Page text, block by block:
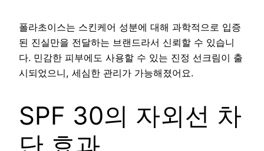
폴라초이스는 스킨케어 성분에 대해 과학적으로 입증
된 진실만을 전달하는 브랜드라서 신뢰할 수 있습니
다. 민감한 피부에도 사용할 수 있는 진정 선크림이 출
시되었으니, 세심한 관리가 가능해졌어요.
SPF 30의 자외선 차
단 효과